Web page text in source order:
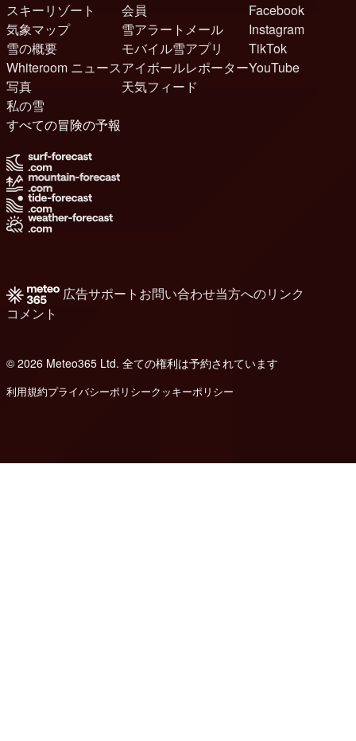
スキーリゾート
気象マップ
雪の概要
Whiteroom ニュース
写真
私の雪
会員
雪アラートメール
モバイル雪アプリ
アイボールレポーター
天気フィード
Facebook
Instagram
TikTok
YouTube
すべての冒険の予報
広告サポート お問い合わせ当方へのリンク
コメント
© 2026 Meteo365 Ltd. 全ての権利は予約されています
利用規約プライバシーポリシークッキーポリシー